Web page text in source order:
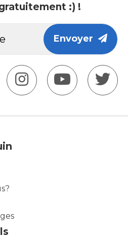
:) !
Envoyer